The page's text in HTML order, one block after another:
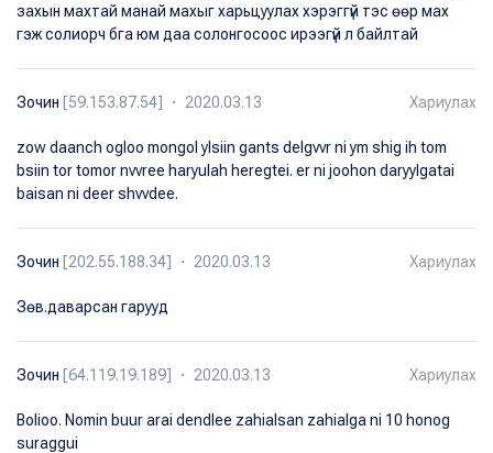
захын махтай манай махыг харьцуулах хэрэггүй тэс өөр мах
гэж солиорч бга юм даа солонгосоос ирээгүй л байлтай
Зочин [59.153.87.54] ・ 2020.03.13 Хариулах
zow daanch ogloo mongol ylsiin gants delgvvr ni ym shig ih tom
bsiin tor tomor nvvree haryulah heregtei. er ni joohon daryylgatai
baisan ni deer shvvdee.
Зочин [202.55.188.34] ・ 2020.03.13 Хариулах
Зөв.даварсан гарууд
Зочин [64.119.19.189] ・ 2020.03.13 Хариулах
Bolioo. Nomin buur arai dendlee zahialsan zahialga ni 10 honog
suraggui